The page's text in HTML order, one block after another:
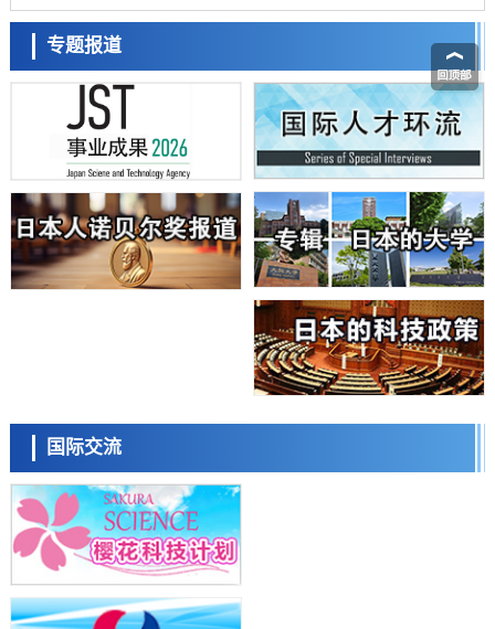
经济・社会
【AI法下篇】如何应对AI的不可控性——中央大学平野晋教授专访
科学研究
日本学术会议：为保持土壤健康应采取哪些措施？探讨土壤保护与强化
的具体对策
科学研究
大阪大学开发基于水氢键网络的温度预测新方法，AI从分子排列信息中
高精度解读
经济・社会
【AI法上篇】如何对“将人生交给AI”保持危机感——中央大学平野晋教
授专访
科学研究
庆应义塾大学阐明脑内“游击手”小胶质细胞包裹保护受损神经细胞的机
制，有望用于开发阿尔茨海默病等疾病疗法
日本东北大学与横滨橡胶全球首次从纳米尺度揭示橡胶—黄铜粘接界面
劣化抑制机制，为提升轮胎安全性与耐久性的材料设计开辟道路
成为新型功能性材料
科学研究
群马大学开发针对难治性癫痫的新型基因疗法，利用超小型GAD67启动
子抑制发作
科学研究
九州大学揭示夜间眼压升高机制：两种激素波动叠加所致
科学研究
东京都产技研采用新手法开发出可稳定工作至300℃的介电材料，已验
证电容器可在汽车发动机等高温环境下工作
经济・社会
专题报道
国际交流
日本科学未来馆 科学交
流员
陈小牧